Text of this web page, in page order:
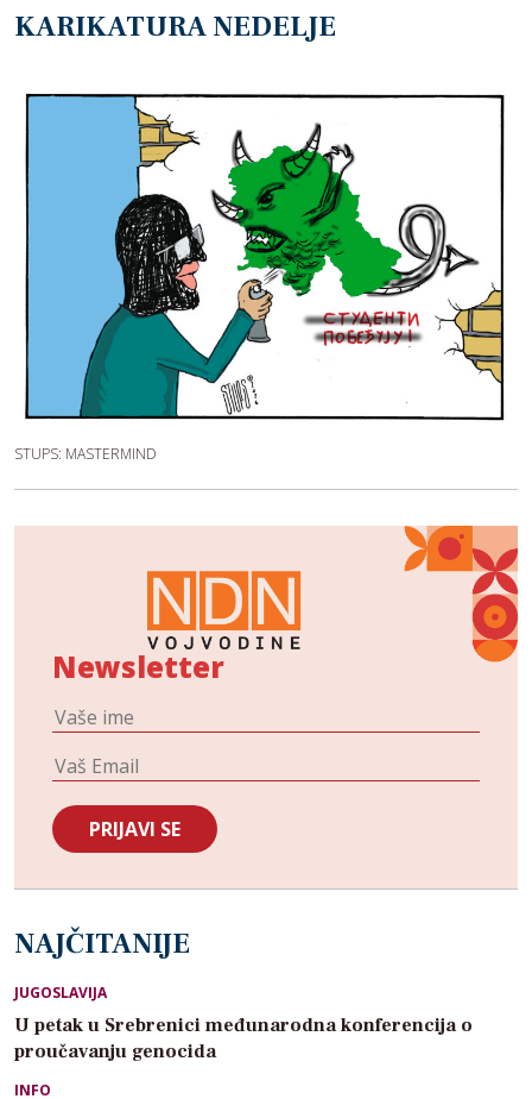
KARIKATURA NEDELJE
STUPS: MASTERMIND
Newsletter
NAJČITANIJE
JUGOSLAVIJA
U petak u Srebrenici međunarodna konferencija o
proučavanju genocida
INFO